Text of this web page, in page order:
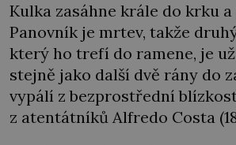
Kulka zasáhne krále do krku
Panovník je mrtev, takže
který ho trefí do ramene, je
stejně jako další dvě rány do
vypálí z bezprostřední
z atentátníků Alfredo Costa